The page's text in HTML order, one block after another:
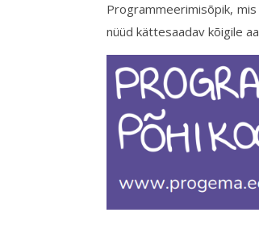
Programmeerimisõpik,
nüüd kättesaadav kõigile